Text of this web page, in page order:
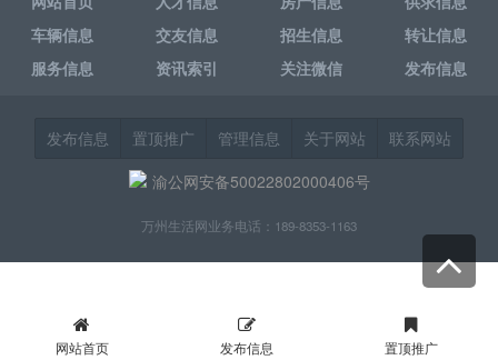
车辆信息
交友信息 招生信息
转让信息
服务信息
资讯索引 关注微信 发布信息
发布信息 置顶推广 管理信息 关于网站
联系网站
渝公网安备50022802000406号
万州生活网业务电话：189-8353-1163
网站首页 发布信息 置顶推广